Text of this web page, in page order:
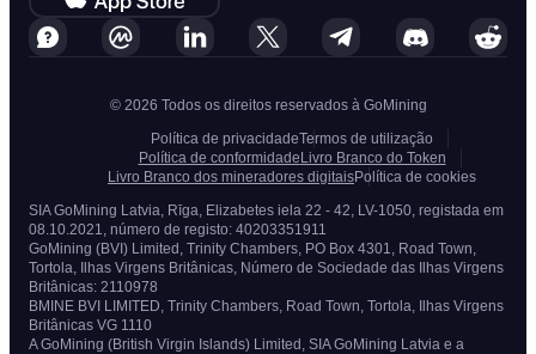
© 2026 Todos os direitos reservados à GoMining
Política de privacidadeTermos de utilização
Política de conformidade Livro Branco do Token
Livro Branco dos mineradores digitaisPolítica de cookies
SIA GoMining Latvia, Rīga, Elizabetes iela 22 - 42, LV-1050, registada em
08.10.2021, número de registo: 40203351911
GoMining (BVI) Limited, Trinity Chambers, PO Box 4301, Road Town,
Tortola, Ilhas Virgens Britânicas, Número de Sociedade das Ilhas Virgens
Britânicas: 2110978
BMINE BVI LIMITED, Trinity Chambers, Road Town, Tortola, Ilhas Virgens
Britânicas VG 1110
A GoMining (British Virgin Islands) Limited, SIA GoMining Latvia e a